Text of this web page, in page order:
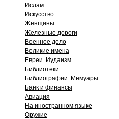
Ислам
Искусство
Женщины
Железные дороги
Военное дело
Великие имена
Евреи. Иудаизм
Библиотеки
Библиографии. Мемуары
Банк и финансы
Авиация
На иностранном языке
Оружие